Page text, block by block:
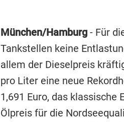
München/Hamburg- Für
Tankstellen keine
allem der Dieselpreis
pro Liter eine neue
1,691 Euro, das klassische
Ölpreis für die